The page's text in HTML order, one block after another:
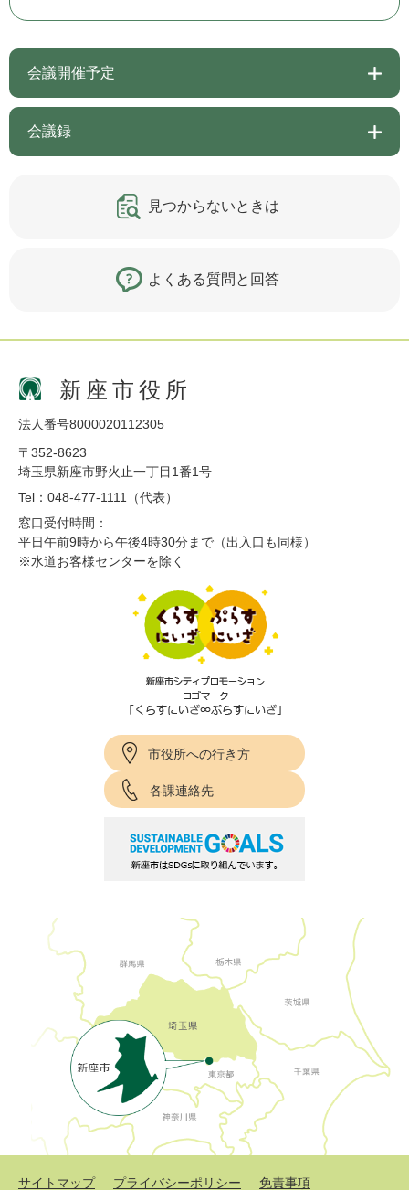
会議開催予定
会議録
見つからないときは
よくある質問と回答
新座市役所
法人番号8000020112305
〒352-8623
埼玉県新座市野火止一丁目1番1号
Tel：048-477-1111（代表）
窓口受付時間：
平日午前9時から午後4時30分まで（出入口も同様）
※水道お客様センターを除く
市役所への行き方
各課連絡先
サイトマップ プライバシーポリシー 免責事項